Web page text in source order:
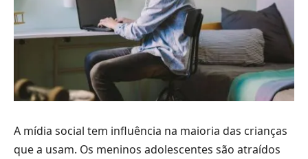
A mídia social tem influência na maioria das crianças
que a usam. Os meninos adolescentes são atraídos